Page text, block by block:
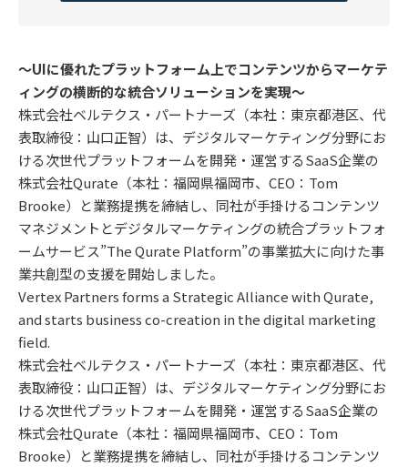
～UIに優れたプラットフォーム上でコンテンツからマーケテ
ィングの横断的な統合ソリューションを実現～
株式会社ベルテクス・パートナーズ（本社：東京都港区、代
表取締役：山口正智）は、デジタルマーケティング分野にお
ける次世代プラットフォームを開発・運営するSaaS企業の
株式会社Qurate（本社：福岡県福岡市、CEO：Tom
Brooke）と業務提携を締結し、同社が手掛けるコンテンツ
マネジメントとデジタルマーケティングの統合プラットフォ
ームサービス”The Qurate Platform”の事業拡大に向けた事
業共創型の支援を開始しました。
Vertex Partners forms a Strategic Alliance with Qurate,
and starts business co-creation in the digital marketing
field.
株式会社ベルテクス・パートナーズ（本社：東京都港区、代
表取締役：山口正智）は、デジタルマーケティング分野にお
ける次世代プラットフォームを開発・運営するSaaS企業の
株式会社Qurate（本社：福岡県福岡市、CEO：Tom
Brooke）と業務提携を締結し、同社が手掛けるコンテンツ